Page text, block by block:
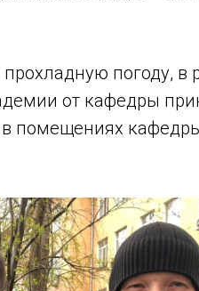
погоду, в
от кафедры
в помещениях